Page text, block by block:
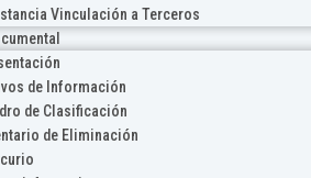
Vinculación a Terceros
de Información
de Clasificación
de Eliminación